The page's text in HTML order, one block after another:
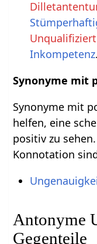
Inkompetenz.
Synonyme mit
Synonyme mit
helfen, eine
positiv zu
Konnotation
Antonyme
Gegenteile